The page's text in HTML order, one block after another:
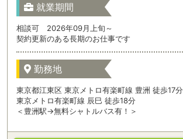
就業期間
相談可 2026年09月上旬～
契約更新のある長期のお仕事です
勤務地
東京都江東区 東京メトロ有楽町線 豊洲 徒歩17分
東京メトロ有楽町線 辰巳 徒歩18分
＜豊洲駅→無料シャトルバス有！＞